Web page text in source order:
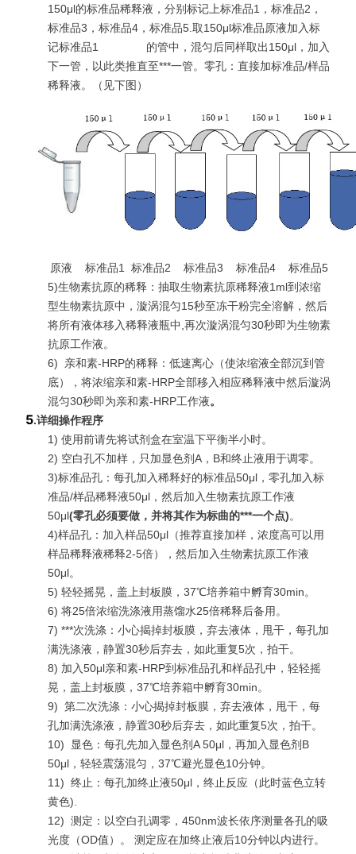
150μl的标准品稀释液，分别标记上标准品1，标准品2，
标准品3，标准品4，标准品5.取150μl标准品原液加入标
记标准品1 的管中，混匀后同样取出150μl，加入
下一管，以此类推直至***一管。零孔：直接加标准品/样品
稀释液。（见下图）
原液 标准品1 标准品2 标准品3 标准品4 标准品5
5)生物素抗原的稀释：抽取生物素抗原稀释液1ml到浓缩
型生物素抗原中，漩涡混匀15秒至冻干粉完全溶解，然后
将所有液体移入稀释液瓶中,再次漩涡混匀30秒即为生物素
抗原工作液。
6)
亲和素-HRP的稀释：低速离心（使浓缩液全部沉到管
底），将浓缩亲和素-HRP全部移入相应稀释液中然后漩涡
混匀30秒即为亲和素-HRP工作液。
5.详细操作程序
1) 使用前请先将试剂盒在室温下平衡半小时。
2) 空白孔不加样，只加显色剂A，B和终止液用于调零。
3)标准品孔：每孔加入稀释好的标准品50μl，零孔加入标
准品/样品稀释液50μl，然后加入生物素抗原工作液
50μl(零孔必须要做，并将其作为标曲的***一个点)。
4)样品孔：加入样品50μl（推荐直接加样，浓度高可以用
样品稀释液稀释2-5倍），然后加入生物素抗原工作液
50μl。
5) 轻轻摇晃，盖上封板膜，37℃培养箱中孵育30min。
6) 将25倍浓缩洗涤液用蒸馏水25倍稀释后备用。
7) ***次洗涤：小心揭掉封板膜，弃去液体，甩干，每孔加
满洗涤液，静置30秒后弃去，如此重复5次，拍干。
8) 加入50μl亲和素-HRP到标准品孔和样品孔中，轻轻摇
晃，盖上封板膜，37℃培养箱中孵育30min。
9) 第二次洗涤：小心揭掉封板膜，弃去液体，甩干，每
孔加满洗涤液，静置30秒后弃去，如此重复5次，拍干。
10)
显色：每孔先加入显色剂A 50μl，再加入显色剂B
50μl，轻轻震荡混匀，37℃避光显色10分钟。
11) 终止：每孔加终止液50μl，终止反应（此时蓝色立转
黄色).
12) 测定：以空白孔调零，450nm波长依序测量各孔的吸
光度（OD值）。 测定应在加终止液后10分钟以内进行。